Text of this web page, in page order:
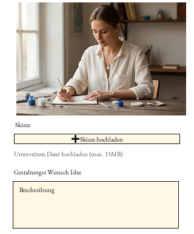
Skizze
Skizze hochladen
Unterstützte Datei hochladen (max. 15MB)
Gestaltungst Wunsch Idee